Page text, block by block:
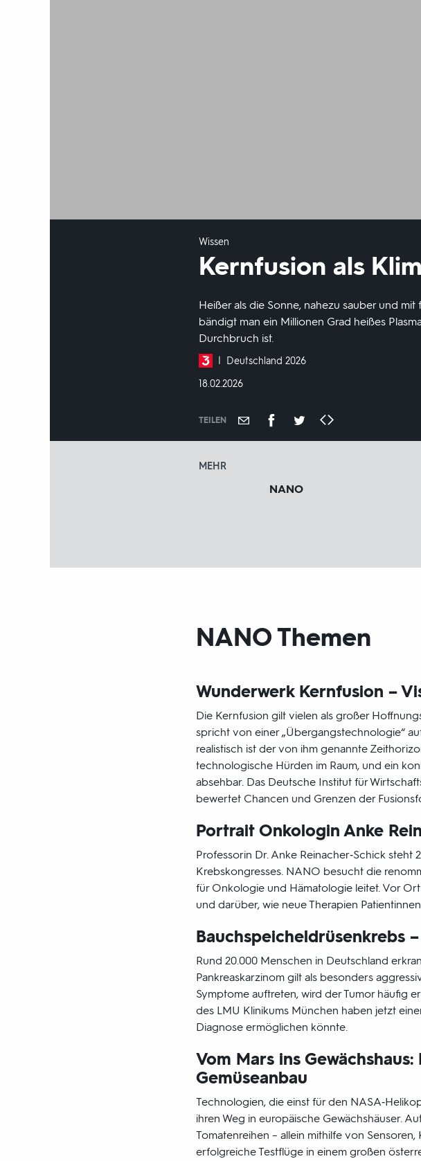
Wissen
Kernfusion als
Heißer als die Sonne, nahezu sauber und
bändigt man ein Millionen Grad heißes
Durchbruch ist.
Produktionsland
und
Deutschland 2026
DATUM:
18.02.2026
TEILEN
MEHR
NANO
NANO Themen
Wunderwerk Kernfusion –
Die Kernfusion gilt vielen als großer
spricht von einer „Übergangstechnologie“
realistisch ist der von ihm genannte
technologische Hürden im Raum, und ein
absehbar. Das Deutsche Institut für
bewertet Chancen und Grenzen der
Portrait Onkologin Anke
Professorin Dr. Anke Reinacher‑Schick steht
Krebskongresses. NANO besucht die
für Onkologie und Hämatologie leitet. Vor
und darüber, wie neue Therapien
Bauchspeicheldrüsenkrebs
Rund 20.000 Menschen in Deutschland
Pankreaskarzinom gilt als besonders
Symptome auftreten, wird der Tumor häufig
des LMU Klinikums München haben jetzt
Diagnose ermöglichen könnte.
Vom Mars ins
Gemüseanbau
Technologien, die einst für den
ihren Weg in europäische Gewächshäuser.
Tomatenreihen – allein mithilfe von
erfolgreiche Testflüge in einem großen